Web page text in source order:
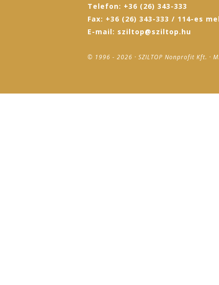
Telefon: +36 (26) 343-333
Fax: +36 (26) 343-333 / 114-es
E-mail: sziltop@sziltop.hu
© 1996 - 2026 · SZILTOP Nonprofit Kft. ·